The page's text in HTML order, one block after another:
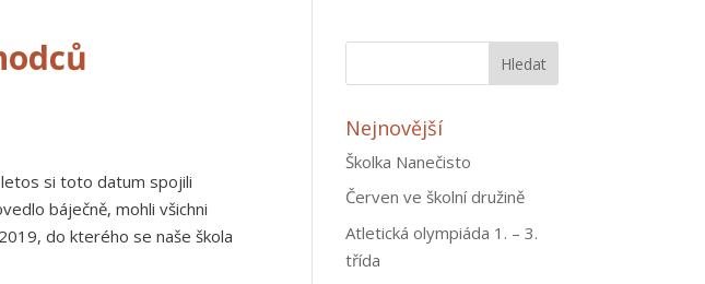
si toto datum spojili
báječně, mohli všichni
do kterého se naše škola
Nejnovější
Školka Nanečisto
Červen ve školní družině
Atletická olympiáda 1. – 3.
třída